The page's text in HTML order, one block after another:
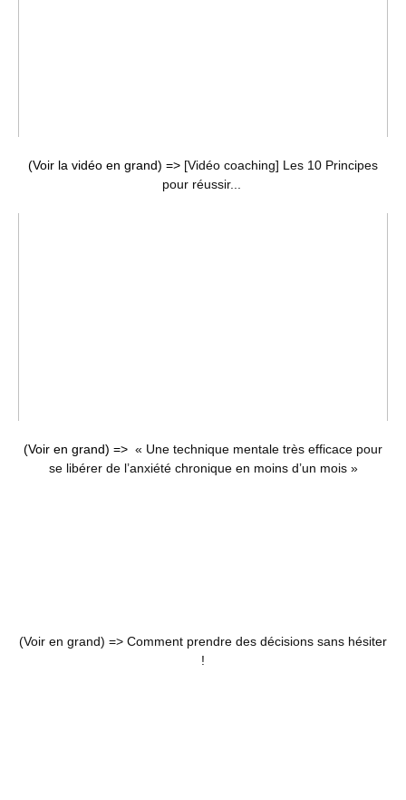
(Voir la vidéo en grand) => [Vidéo coaching] Les 10 Principes
pour réussir...
(Voir en grand) => « Une technique mentale très efficace pour
se libérer de l’anxiété chronique en moins d’un mois »
(Voir en grand) => Comment prendre des décisions sans hésiter
!